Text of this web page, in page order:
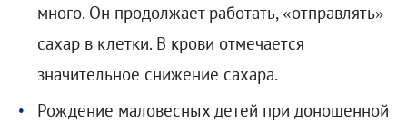
много. Он продолжает работать, «отправлять»
сахар в клетки. В крови отмечается
значительное снижение сахара.
Рождение маловесных детей при доношенной